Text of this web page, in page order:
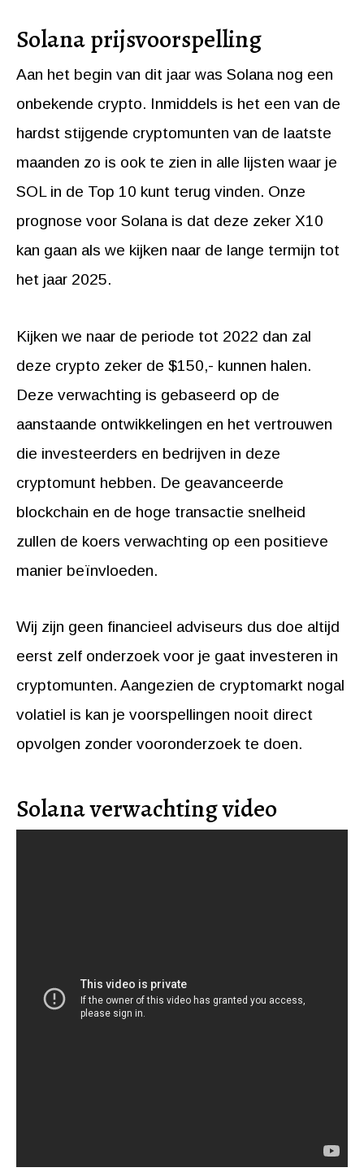
Solana prijsvoorspelling
Aan het begin van dit jaar was Solana nog een
onbekende crypto. Inmiddels is het een van de
hardst stijgende cryptomunten van de laatste
maanden zo is ook te zien in alle lijsten waar je
SOL in de Top 10 kunt terug vinden. Onze
prognose voor Solana is dat deze zeker X10
kan gaan als we kijken naar de lange termijn tot
het jaar 2025.
Kijken we naar de periode tot 2022 dan zal
deze crypto zeker de $150,- kunnen halen.
Deze verwachting is gebaseerd op de
aanstaande ontwikkelingen en het vertrouwen
die investeerders en bedrijven in deze
cryptomunt hebben. De geavanceerde
blockchain en de hoge transactie snelheid
zullen de koers verwachting op een positieve
manier beïnvloeden.
Wij zijn geen financieel adviseurs dus doe altijd
eerst zelf onderzoek voor je gaat investeren in
cryptomunten. Aangezien de cryptomarkt nogal
volatiel is kan je voorspellingen nooit direct
opvolgen zonder vooronderzoek te doen.
Solana verwachting video